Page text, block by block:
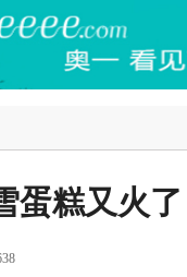
蛋糕又火了